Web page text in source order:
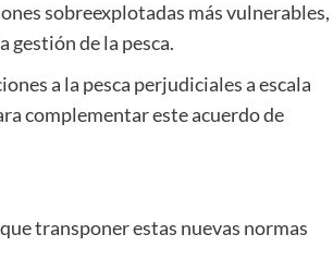
sobreexplotadas más vulnerables,
de la pesca.
a la pesca perjudiciales a escala
complementar este acuerdo de
transponer estas nuevas normas